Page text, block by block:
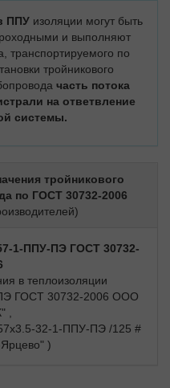
ППУизоляции могут быть
и выполняют
транспортируемого по
тройникового
часть потока
на ответвление
системы.
тройникового
по ГОСТ 30732-2006
1-ППУ-ПЭ ГОСТ 30732-
в теплоизоляции
ГОСТ 30732-2006 ООО
,
32-1-ППУ-ПЭ /125 #
)